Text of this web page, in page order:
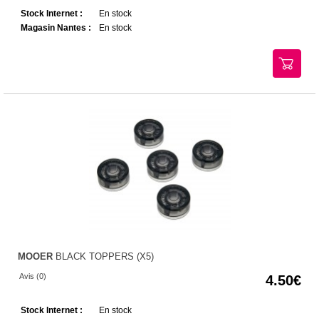
Stock Internet :
En stock
Magasin Nantes :
En stock
MOOER BLACK TOPPERS (X5)
Avis (0) 4.50
Stock Internet :
En stock